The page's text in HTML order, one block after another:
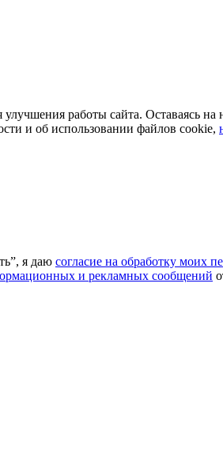
работы сайта. Оставаясь
и об использовании файлов cookie,
я даю согласие на обработку моих
и рекламных сообщений